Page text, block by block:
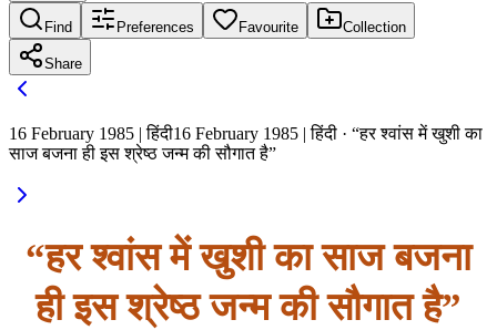
Find Preferences Favourite Collection
Share
16 February 1985 | हिंदी16 February 1985 | हिंदी · “हर श्वांस में खुशी का
साज बजना ही इस श्रेष्ठ जन्म की सौगात है”
“हर श्वांस में खुशी का साज बजना
ही इस श्रेष्ठ जन्म की सौगात है”